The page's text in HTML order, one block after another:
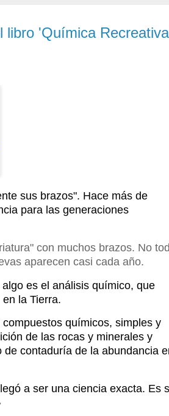
libro 'Química
sus brazos". Hace más de
para las generaciones
con muchos brazos. No
aparecen casi cada año.
algo es el análisis químico, que
la Tierra.
químicos, simples y
de las rocas y minerales y
contaduría de la abundancia
a ser una ciencia exacta. Es